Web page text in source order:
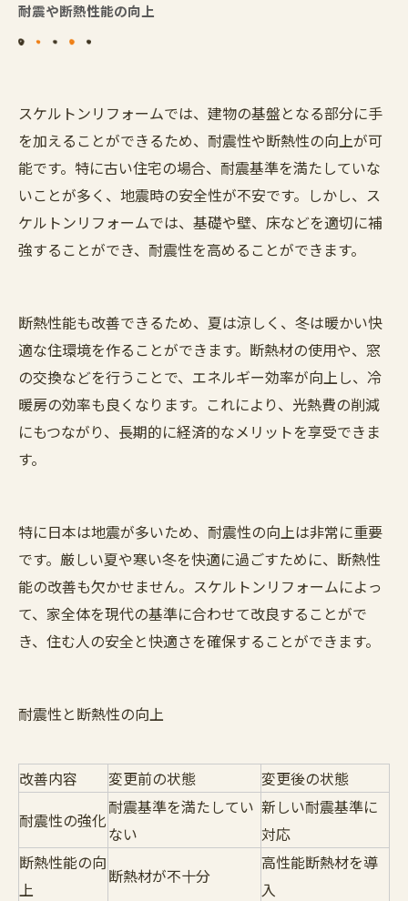
耐震や断熱性能の向上
スケルトンリフォームでは、建物の基盤となる部分に手
を加えることができるため、耐震性や断熱性の向上が可
能です。特に古い住宅の場合、耐震基準を満たしていな
いことが多く、地震時の安全性が不安です。しかし、ス
ケルトンリフォームでは、基礎や壁、床などを適切に補
強することができ、耐震性を高めることができます。
断熱性能も改善できるため、夏は涼しく、冬は暖かい快
適な住環境を作ることができます。断熱材の使用や、窓
の交換などを行うことで、エネルギー効率が向上し、冷
暖房の効率も良くなります。これにより、光熱費の削減
にもつながり、長期的に経済的なメリットを享受できま
す。
特に日本は地震が多いため、耐震性の向上は非常に重要
です。厳しい夏や寒い冬を快適に過ごすために、断熱性
能の改善も欠かせません。スケルトンリフォームによっ
て、家全体を現代の基準に合わせて改良することがで
き、住む人の安全と快適さを確保することができます。
耐震性と断熱性の向上
改善内容 変更前の状態
変更後の状態
耐震性の強化
耐震基準を満たしてい
ない
新しい耐震基準に
対応
断熱性能の向
上
断熱材が不十分
高性能断熱材を導
入